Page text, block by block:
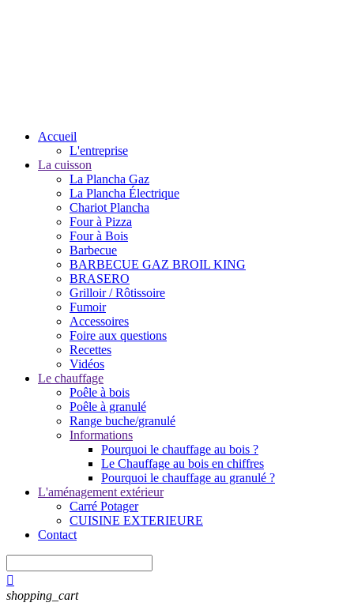
Accueil
L'entreprise
La cuisson
La Plancha Gaz
La Plancha Électrique
Chariot Plancha
Four à Pizza
Four à Bois
Barbecue
BARBECUE GAZ BROIL KING
BRASERO
Grilloir / Rôtissoire
Fumoir
Accessoires
Foire aux questions
Recettes
Vidéos
Le chauffage
Poêle à bois
Poêle à granulé
Range buche/granulé
Informations
Pourquoi le chauffage au bois ?
Le Chauffage au bois en chiffres
Pourquoi le chauffage au granulé ?
L'aménagement extérieur
Carré Potager
CUISINE EXTERIEURE
Contact

shopping_cart